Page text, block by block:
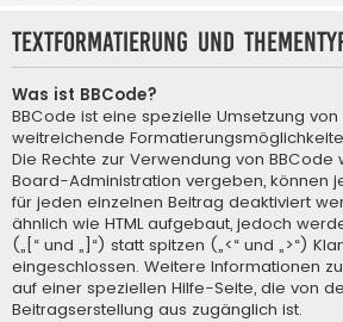
Textformatierung und
Was ist BBCode?
BBCode ist eine spezielle Umsetzung von
weitreichende
Die Rechte zur Verwendung von
Board-Administration vergeben, können
für jeden einzelnen Beitrag deaktiviert
ähnlich wie HTML aufgebaut, jedoch
(„[“ und „]“) statt spitzen („<“ und „>“)
eingeschlossen. Weitere Informationen
auf einer speziellen Hilfe-Seite, die von
Beitragserstellung aus zugänglich ist.